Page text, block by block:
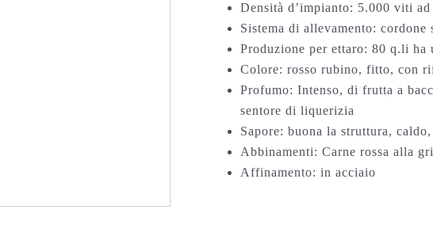
Densità d’impianto: 5.000 viti ad
Sistema di allevamento: cordone
Produzione per ettaro: 80 q.li ha
Colore: rosso rubino, fitto, con
Profumo: Intenso, di frutta a
sentore di liquerizia
Sapore: buona la struttura,
Abbinamenti: Carne rossa alla
Affinamento: in acciaio